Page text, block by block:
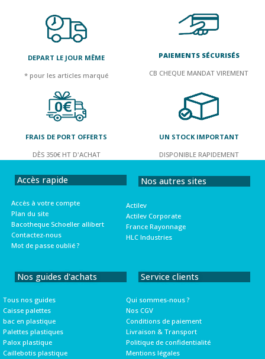
DEPART LE JOUR MÊME
* pour les articles marqué
PAIEMENTS SÉCURISÉS
CB CHEQUE MANDAT VIREMENT
FRAIS DE PORT OFFERTS
DÈS 350€ HT D'ACHAT
UN STOCK IMPORTANT
DISPONIBLE RAPIDEMENT
Accès rapide
Accès à votre compte
Plan du site
Bacotheque Schoeller allibert
Contactez-nous
Mot de passe oublié ?
Nos autres sites
Actilev
Actilev Corporate
France Rayonnage
HLC Industries
Nos guides d'achats
Tous nos guides
Caisse palettes
bac en plastique
Palettes plastiques
Palox plastique
Caillebotis plastique
Service clients
Qui sommes-nous ?
Nos CGV
Conditions de paiement
Livraison & Transport
Politique de confidentialité
Mentions légales